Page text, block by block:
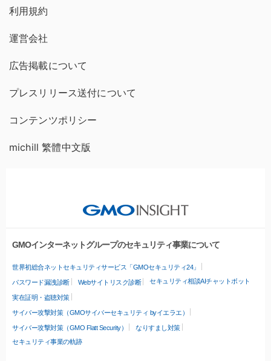
利用規約
運営会社
広告掲載について
プレスリリース送付について
コンテンツポリシー
michill 繁體中文版
GMOインターネットグループのセキュリティ事業について
世界初総合ネットセキュリティサービス「GMOセキュリティ24」
パスワード漏洩診断 Webサイトリスク診断 セキュリティ相談AIチャットボット
実在証明・盗聴対策
サイバー攻撃対策（GMOサイバーセキュリティ byイエラエ）
サイバー攻撃対策（GMO Flatt Security）
なりすまし対策
セキュリティ事業の軌跡